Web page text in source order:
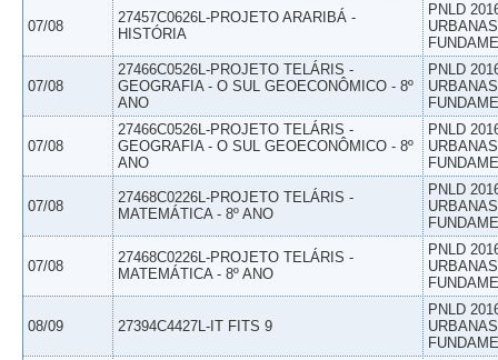
07/08
27457C0626L-PROJETO ARARIBÁ -
HISTÓRIA
PNLD
07/08
27466C0526L-PROJETO TELÁRIS -
GEOGRAFIA - O SUL GEOECONÔMICO - 8º
ANO
PNLD
07/08
27466C0526L-PROJETO TELÁRIS -
GEOGRAFIA - O SUL GEOECONÔMICO - 8º
ANO
PNLD
07/08
27468C0226L-PROJETO TELÁRIS -
MATEMÁTICA - 8º ANO
PNLD
07/08
27468C0226L-PROJETO TELÁRIS -
MATEMÁTICA - 8º ANO
PNLD
08/09 27394C4427L-IT FITS 9
PNLD